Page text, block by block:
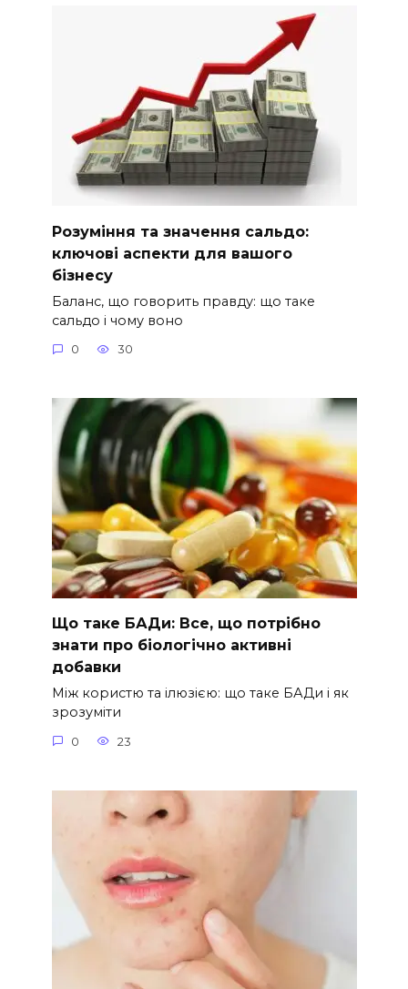
Розуміння та значення сальдо:
ключові аспекти для вашого
бізнесу
Баланс, що говорить правду: що таке
сальдо і чому воно
0 30
Що таке БАДи: Все, що потрібно
знати про біологічно активні
добавки
Між користю та ілюзією: що таке БАДи і як
зрозуміти
0 23